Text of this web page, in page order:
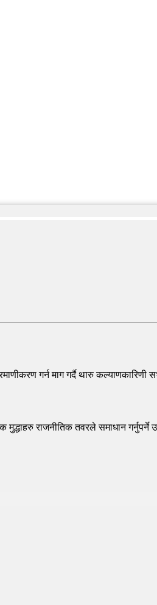
गर्न माग गर्दै थारु
राजनीतिक तवरले समाधान गर्नुपर्ने